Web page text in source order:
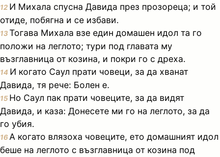
12 И Михала спусна Давида през прозореца; и той
отиде, побягна и се избави.
13Тогава Михала взе един домашен идол та го
положи на леглото; тури под главата му
възглавница от козина, и покри го с дреха.
14 И когато Саул прати човеци, за да хванат
Давида, тя рече: Болен е.
15 Но Саул пак прати човеците, за да видят
Давида, и каза: Донесете ми го на леглото, за да
го убия.
16 А когато влязоха човеците, ето домашният идол
беше на леглото с възглавница от козина под